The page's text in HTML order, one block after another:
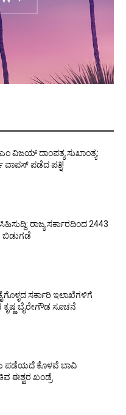
ವಿಜಯ್‌ ದಾಂಪತ್ಯ ಸುಖಾಂತ್ಯ:
ಪಡೆದ ಪತ್ನಿ!
ರಾಜ್ಯ ಸರ್ಕಾರದಿಂದ 2443
ಸರ್ಕಾರಿ ಇಲಾಖೆಗಳಿಗೆ
ಬೈರೇಗೌಡ ಸೂಚನೆ
ಪಡೆಯದೆ ಕೊಳವೆ ಬಾವಿ
ಈಶ್ವರ ಖಂಡ್ರೆ